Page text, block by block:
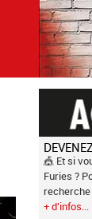
🎪 Et si
Furies ?
+ d'infos...